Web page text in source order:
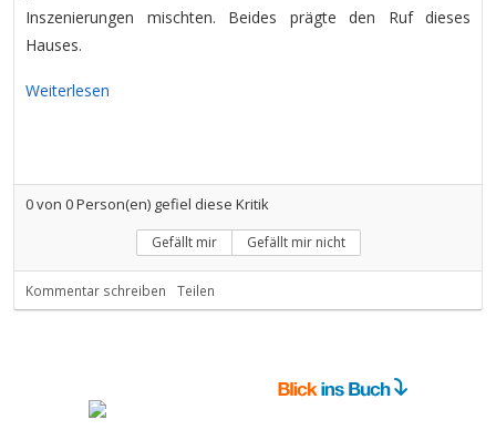
Inszenierungen mischten. Beides prägte den Ruf dieses
Hauses.
Weiterlesen
0von 0Person(en) gefiel diese Kritik
Gefällt mir Gefällt mir nicht
Kommentar schreiben Teilen